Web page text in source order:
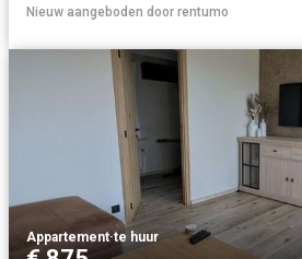
Nieuw aangeboden door rentumo
Appartement·te huur